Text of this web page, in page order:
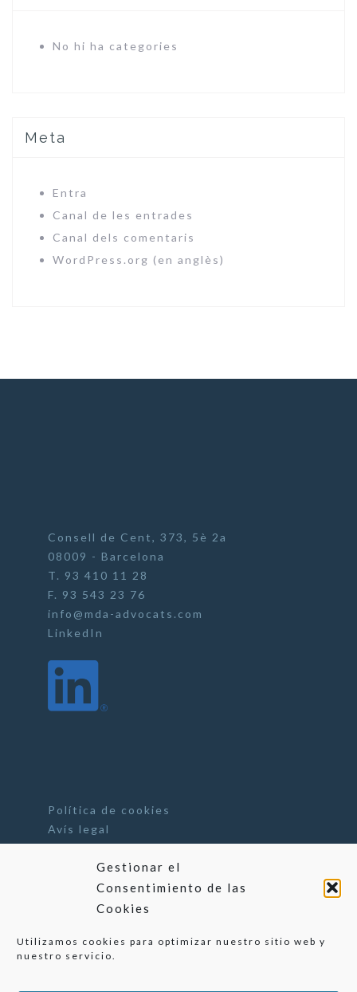
Gestionar el
Consentimiento de las
Cookies
Utilizamos cookies para optimizar nuestro sitio web y
nuestro servicio.
No hi ha categories
Meta
Entra
Canal de les entrades
Canal dels comentaris
WordPress.org (en anglès)
Consell de Cent, 373, 5è 2a
08009 - Barcelona
T. 93 410 11 28
F. 93 543 23 76
info@mda-advocats.com
LinkedIn
Política de cookies
Avís legal